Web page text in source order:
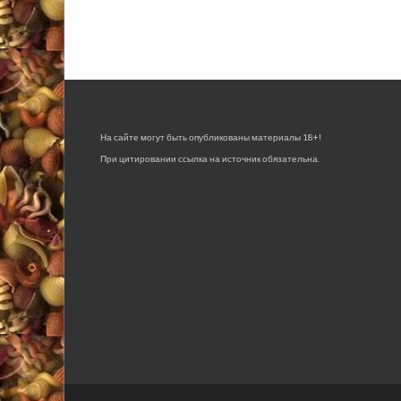
На сайте могут быть опубликованы материалы 18+!
При цитировании ссылка на источник обязательна.